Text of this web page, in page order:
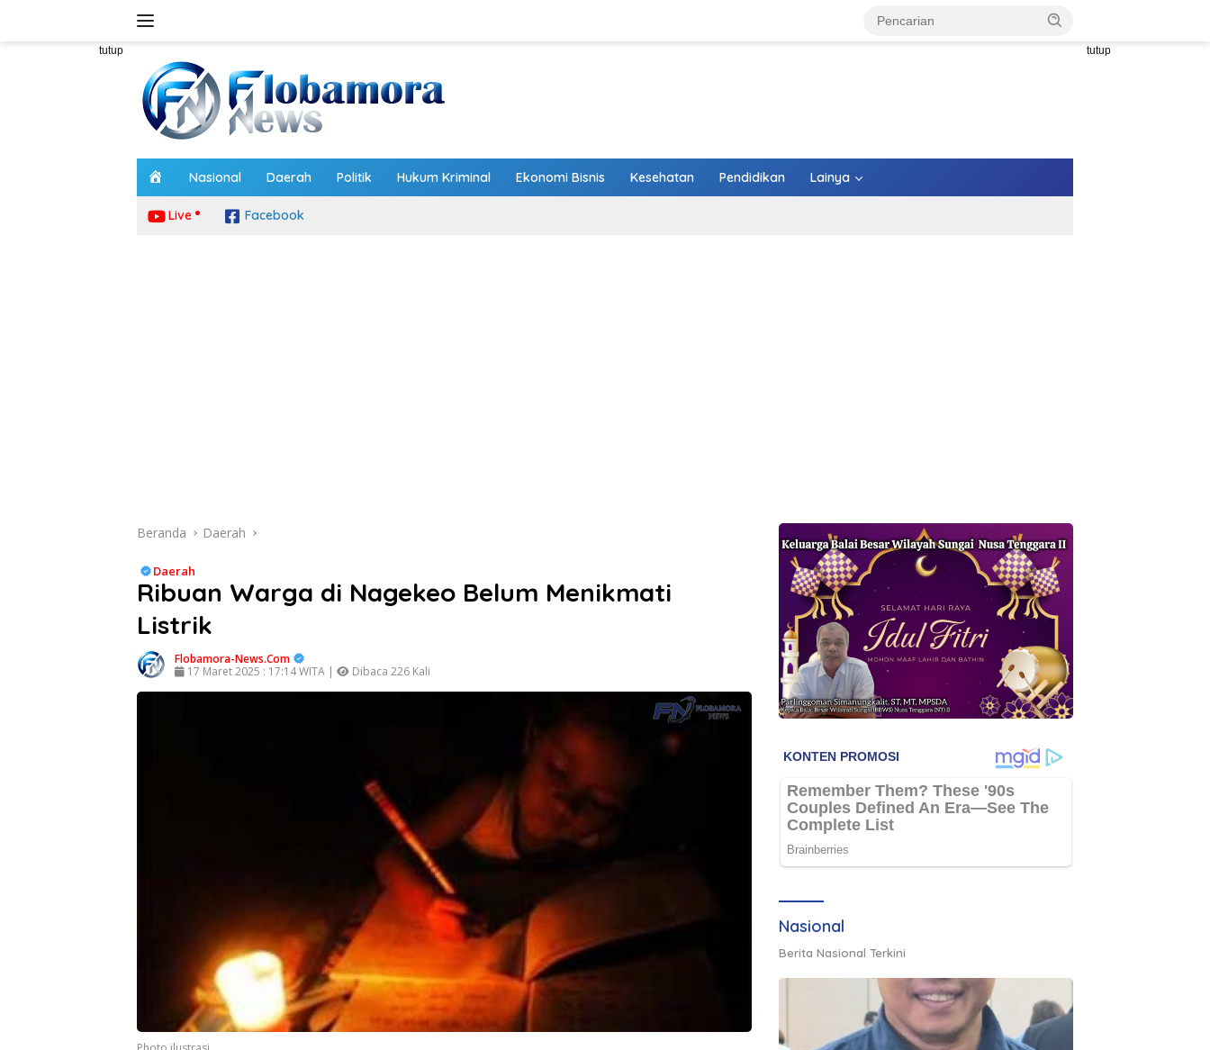
tutup tutup
o
m
e
Nasional Daerah Politik Hukum Kriminal Ekonomi Bisnis Kesehatan Pendidikan Lainya
Live Facebook
Beranda Daerah
Daerah
Ribuan Warga di Nagekeo Belum Menikmati
Listrik
Flobamora-News.Com
17 Maret 2025 : 17:14 WITA |
Dibaca 226 Kali
Nasional
Berita Nasional Terkini